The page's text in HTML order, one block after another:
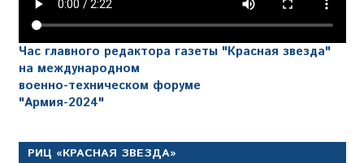
Час главного редактора газеты "Красная звезда"
на международном
военно-техническом форуме
"Армия-2024"
РИЦ «КРАСНАЯ ЗВЕЗДА»